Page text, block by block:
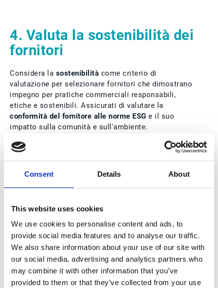
Consent Details About
This website uses cookies
We use cookies to personalise content and ads, to
provide social media features and to analyse our traffic.
We also share information about your use of our site with
our social media, advertising and analytics partners who
may combine it with other information that you’ve
provided to them or that they’ve collected from your use
4. Valuta la sostenibilità dei
fornitori
Considera la sostenibilità come criterio di
valutazione per selezionare fornitori che dimostrano
impegno per pratiche commerciali responsabili,
etiche e sostenibili. Assicurati di valutare la
conformità del fornitore alle norme ESG e il suo
impatto sulla comunità e sull'ambiente.
soddisfare le aspettative di clienti e stakeholder che
attribuiscono grande importanza alla sostenibilità.
Collaborare con fornitori sostenibili migliora
l'immagine della tua azienda e crea un impatto
positivo sulla società e sull'ambiente. Ricorda
inoltre che la valutazione della sostenibilità dei
fornitori è un processo continuo:esegui
periodicamente revisioni e controlliper garantire il